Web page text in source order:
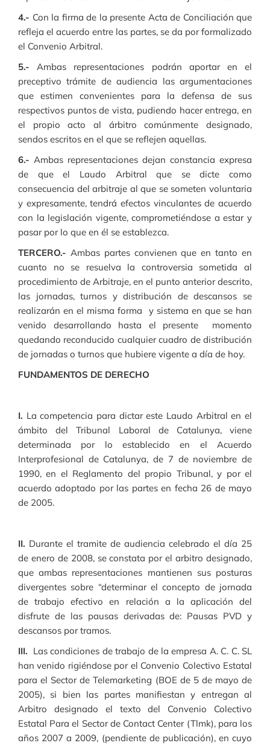
4.- Con la firma de la presente Acta de Conciliación que
refleja el acuerdo entre las partes, se da por formalizado
el Convenio Arbitral.
5.- Ambas representaciones podrán aportar en el
preceptivo trámite de audiencia las argumentaciones
que estimen convenientes para la defensa de sus
respectivos puntos de vista, pudiendo hacer entrega, en
el propio acto al árbitro comúnmente designado,
sendos escritos en el que se reflejen aquellas.
6.- Ambas representaciones dejan constancia expresa
de que el Laudo Arbitral que se dicte como
consecuencia del arbitraje al que se someten voluntaria
y expresamente, tendrá efectos vinculantes de acuerdo
con la legislación vigente, comprometiéndose a estar y
pasar por lo que en él se establezca.
TERCERO.- Ambas partes convienen que en tanto en
cuanto no se resuelva la controversia sometida al
procedimiento de Arbitraje, en el punto anterior descrito,
las jornadas, turnos y distribución de descansos se
realizarán en el misma forma y sistema en que se han
venido desarrollando hasta el presente momento
quedando reconducido cualquier cuadro de distribución
de jornadas o turnos que hubiere vigente a día de hoy.
FUNDAMENTOS DE DERECHO
I. La competencia para dictar este Laudo Arbitral en el
ámbito del Tribunal Laboral de Catalunya, viene
determinada por lo establecido en el Acuerdo
Interprofesional de Catalunya, de 7 de noviembre de
1990, en el Reglamento del propio Tribunal, y por el
acuerdo adoptado por las partes en fecha 26 de mayo
de 2005.
II. Durante el tramite de audiencia celebrado el día 25
de enero de 2008, se constata por el arbitro designado,
que ambas representaciones mantienen sus posturas
divergentes sobre “determinar el concepto de jornada
de trabajo efectivo en relación a la aplicación del
disfrute de las pausas derivadas de: Pausas PVD y
descansos por tramos.
III. Las condiciones de trabajo de la empresa A. C. C. SL
han venido rigiéndose por el Convenio Colectivo Estatal
para el Sector de Telemarketing (BOE de 5 de mayo de
2005), si bien las partes manifiestan y entregan al
Arbitro designado el texto del Convenio Colectivo
Estatal Para el Sector de Contact Center (Tlmk), para los
años 2007 a 2009, (pendiente de publicación), en cuyo